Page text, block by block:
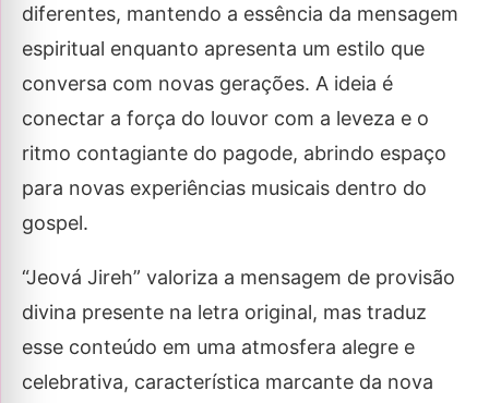
diferentes, mantendo a essência da mensagem
espiritual enquanto apresenta um estilo que
conversa com novas gerações. A ideia é
conectar a força do louvor com a leveza e o
ritmo contagiante do pagode, abrindo espaço
para novas experiências musicais dentro do
gospel.
“Jeová Jireh” valoriza a mensagem de provisão
divina presente na letra original, mas traduz
esse conteúdo em uma atmosfera alegre e
celebrativa, característica marcante da nova